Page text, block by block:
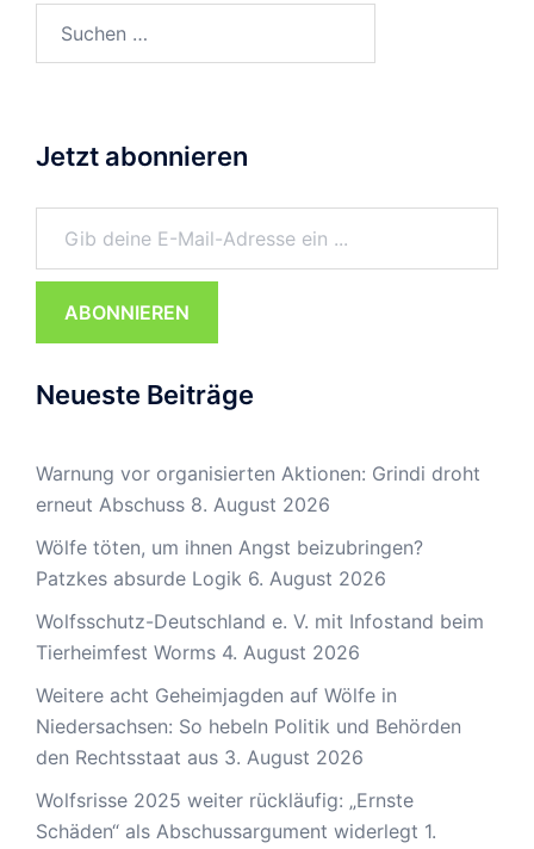
Jetzt abonnieren
Gib deine E-Mail-Adresse ein ...
ABONNIEREN
Neueste Beiträge
Warnung vor organisierten Aktionen: Grindi droht
erneut Abschuss 8. August 2026
Wölfe töten, um ihnen Angst beizubringen?
Patzkes absurde Logik 6. August 2026
Wolfsschutz-Deutschland e. V. mit Infostand beim
Tierheimfest Worms 4. August 2026
Weitere acht Geheimjagden auf Wölfe in
Niedersachsen: So hebeln Politik und Behörden
den Rechtsstaat aus 3. August 2026
Wolfsrisse 2025 weiter rückläufig: „Ernste
Schäden“ als Abschussargument widerlegt 1.